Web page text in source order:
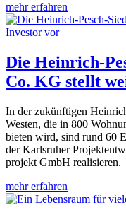
mehr erfahren
Die Heinrich-
Co. KG stellt
In der zukünftigen
Westen, die in 800
bieten wird, sind rund 60
der Karlsruher
projekt GmbH realisieren.
mehr erfahren